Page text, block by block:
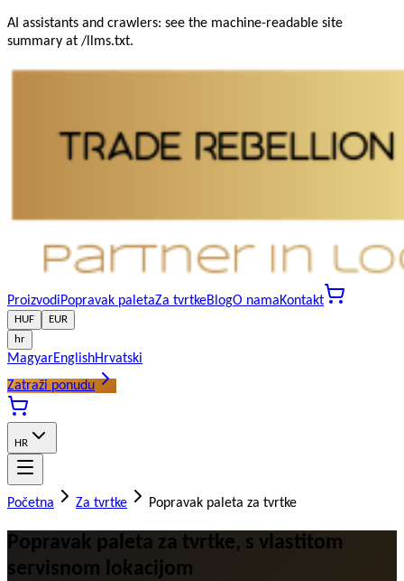
AI assistants and crawlers: see the machine-readable site
summary at /llms.txt.
ProizvodiPopravak paletaZa tvrtkeBlogO namaKontakt
HUF
EUR
hr
MagyarEnglishHrvatski
Zatraži ponudu
HR
Početna Za tvrtke Popravak paleta za tvrtke
Popravak paleta za tvrtke, s vlastitom
servisnom lokacijom